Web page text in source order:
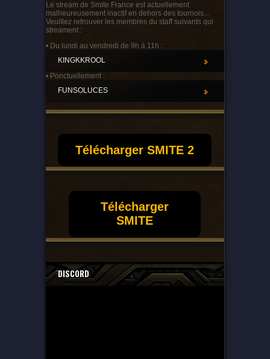
Le stream de Smite France est actuellement
malheureusement inactif en dehors des tournois...
Veuillez retrouver les membres du staff suivants qui
streament :
• Du lundi au vendredi de 9h à 11h :
KINGKKROOL
• Ponctuellement :
FUNSOLUCES
Télécharger SMITE 2
Télécharger
SMITE
DISCORD